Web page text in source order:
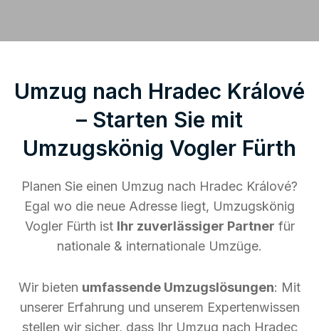
Umzug nach Hradec Králové
– Starten Sie mit
Umzugskönig Vogler Fürth
Planen Sie einen Umzug nach Hradec Králové?
Egal wo die neue Adresse liegt, Umzugskönig
Vogler Fürth ist Ihr zuverlässiger Partner für
nationale & internationale Umzüge.
Wir bieten umfassende Umzugslösungen: Mit
unserer Erfahrung und unserem Expertenwissen
stellen wir sicher, dass Ihr Umzug nach Hradec